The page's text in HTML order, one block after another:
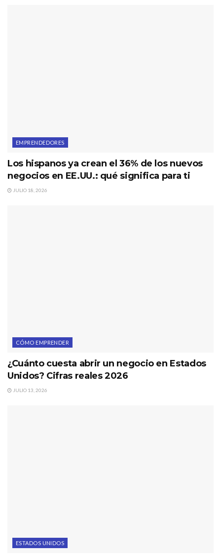
EMPRENDEDORES
Los hispanos ya crean el 36% de los nuevos
negocios en EE.UU.: qué significa para ti
JULIO 18, 2026
CÓMO EMPRENDER
¿Cuánto cuesta abrir un negocio en Estados
Unidos? Cifras reales 2026
JULIO 13, 2026
ESTADOS UNIDOS